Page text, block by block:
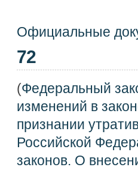
Официальные
72
(Федеральный
изменений в
признании
Российской
законов. О